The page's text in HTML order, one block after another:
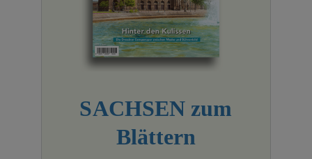
SACHSEN zum
Blättern